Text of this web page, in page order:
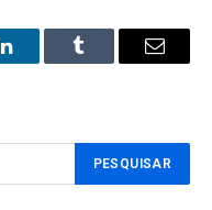
LinkedInTumblr Email